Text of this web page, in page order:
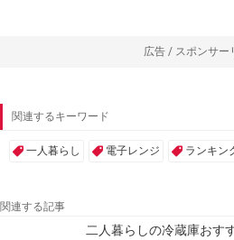
広告 / スポンサー
関連するキーワード
一人暮らし 電子レンジ ランキン
関連する記事
二人暮らしの冷蔵庫おす